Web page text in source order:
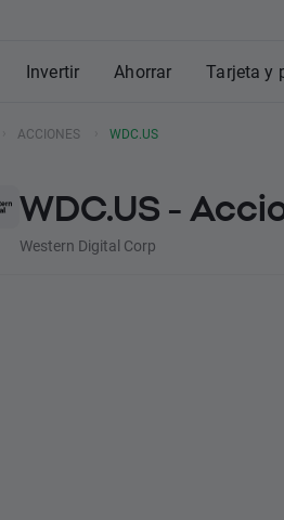
Invertir Ahorrar Tarjeta y
ACCIONES WDC.US
WDC.US -
Western Digital Corp